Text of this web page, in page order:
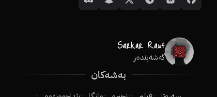
گەشەپێدەر
بەشەکان